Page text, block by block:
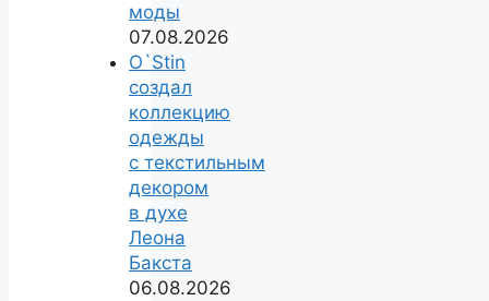
моды
07.08.2026
O`Stin
создал
коллекцию
одежды
с текстильным
декором
в духе
Леона
Бакста
06.08.2026